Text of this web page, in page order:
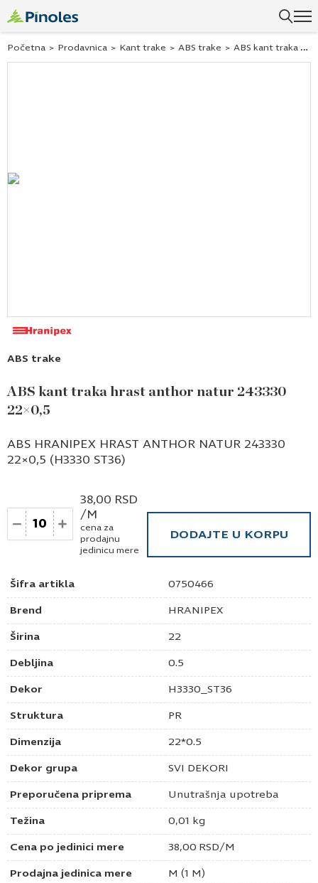
Početna > Prodavnica > Kant trake > ABS trake > ABS kant traka hrast anthor natur 243330 22×0,5
ABS trake
ABS kant traka hrast anthor natur 243330
22×0,5
Šifra artikla 0750466
Brend HRANIPEX
Širina 22
Debljina 0.5
Dekor H3330_ST36
Struktura PR
Dimenzija 22*0.5
Dekor grupa SVI DEKORI
Preporučena priprema Unutrašnja upotreba
Težina 0,01 kg
Cena po jedinici mere 38,00 RSD/M
Prodajna jedinica mere M (1 M)
ABS HRANIPEX HRAST ANTHOR NATUR 243330
22×0,5 (H3330 ST36)
Količina
38,00 RSD
/M
cena za
prodajnu
jedinicu mere
DODAJTE U KORPU